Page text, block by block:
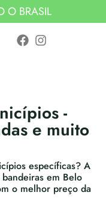
O BRASIL
-
e muito
específicas? A
em Belo
o melhor preço da